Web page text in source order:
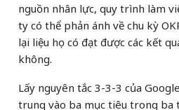
nguồn nhân lực, quy trình làm
ty có thể phản ánh về chu kỳ
lại liệu họ có đạt được các kết
không.
Lấy nguyên tắc 3-3-3 của
trung vào ba mục tiêu trong ba